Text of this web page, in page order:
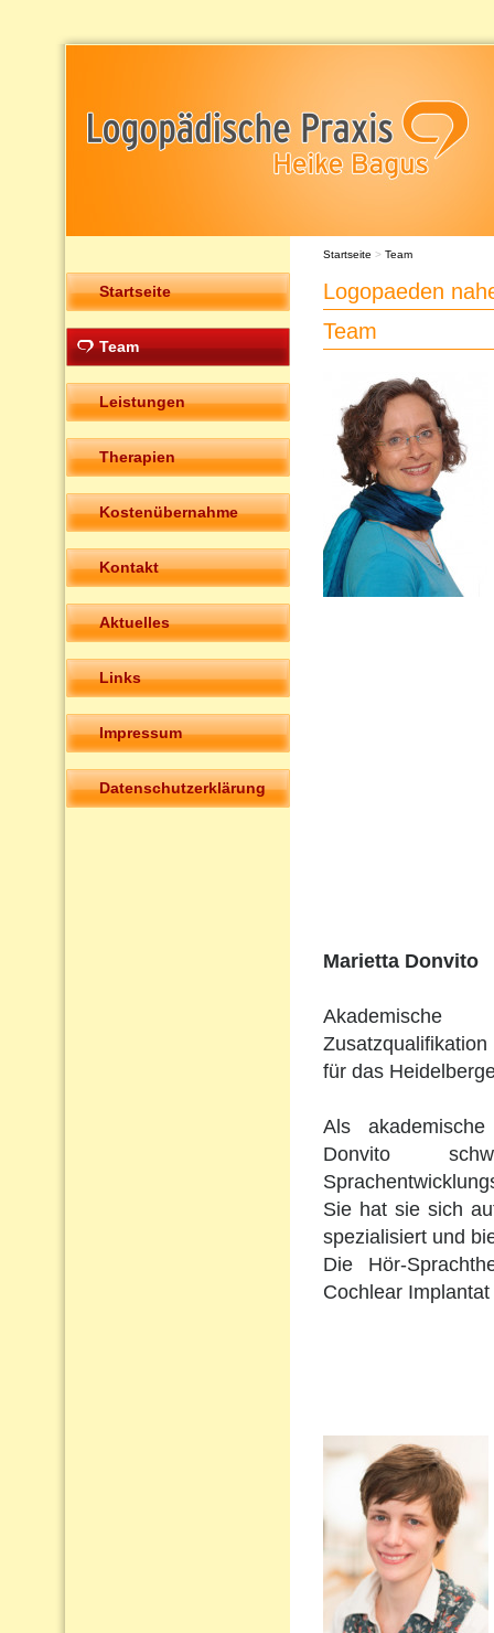
Startseite
Team
Leistungen
Therapien
Kostenübernahme
Kontakt
Aktuelles
Links
Impressum
Datenschutzerklärung
Startseite > Team
Logopaeden
Team
Marietta Donvito
für das
Als
Donvito
Sie hat sie sich
spezialisiert und
Die Hör-
Cochlear